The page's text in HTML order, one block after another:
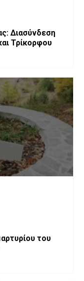
Διασύνδεση
Τρίκορφου
του